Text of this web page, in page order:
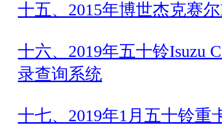
十五、 2015年博世杰克赛尔
十六、 2019年五十铃Isuzu
录查询系统
十七、 2019年1 月五十铃重